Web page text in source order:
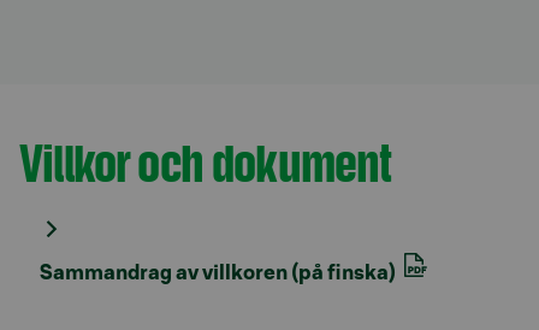
Avsnitt med titel
Villkor och dokument
Sammandrag av villkoren (på finska)